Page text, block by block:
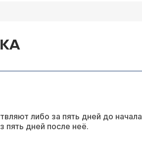
либо за пять дней до начала
пять дней после неё.